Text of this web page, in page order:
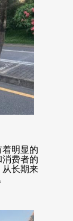
明显的
费者的
从长期来